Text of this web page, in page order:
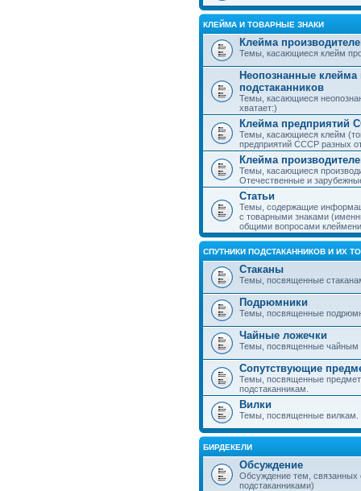
КЛЕЙМА И ТОВАРНЫЕ ЗНАКИ
Клейма
Темы, касающиеся клейм
Неопознанные клейма
подстаканников
Темы, касающиеся
хватает:)
Клейма предприятий
Темы, касающиеся клейм
предприятий СССР разных
Клейма
Темы, касающиеся
Отечественные и
Статьи
Темы, содержащие
с товарными знаками
общими вопросами
СПУТНИКИ ПОДСТАКАННИКОВ И ИХ
Стаканы
Темы, посвященные
Подрюмники
Темы, посвященные
Чайные ложечки
Темы, посвященные чайным
Сопутствующие
Темы, посвященные
подстаканникам.
Вилки
Темы, посвященные вилкам.
БИРДЕКЕЛИ
Обсуждение
Обсуждение тем,
подстаканниками)